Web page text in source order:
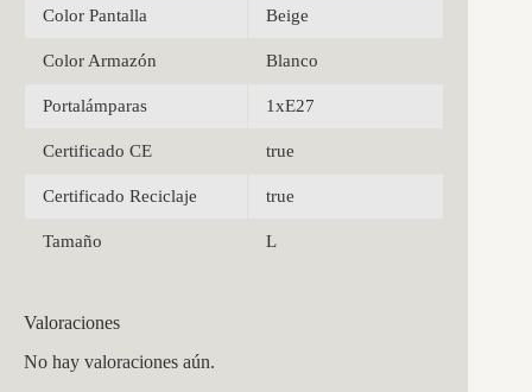
Color Pantalla Beige
Color Armazón Blanco
Portalámparas 1xE27
Certificado CE true
Certificado Reciclaje true
Tamaño L
Valoraciones
No hay valoraciones aún.